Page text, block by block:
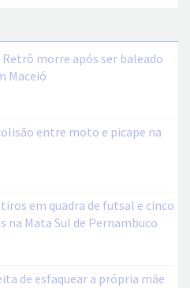
morre após ser baleado
Maceió
entre moto e picape na
em quadra de futsal e cinco
na Mata Sul de Pernambuco
de esfaquear a própria mãe